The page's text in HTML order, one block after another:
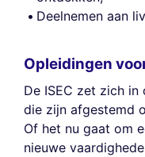
Deelnemen aan
Opleidingen
De ISEC zet zich
die zijn afgestemd
Of het nu gaat om
nieuwe